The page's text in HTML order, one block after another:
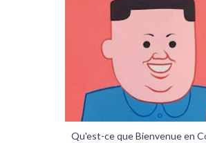
Qu'est-ce que Bienvenue en